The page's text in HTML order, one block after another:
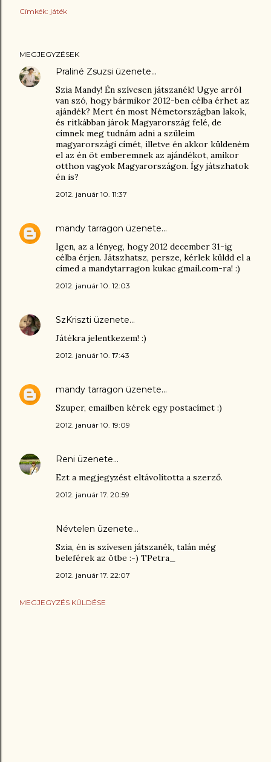
Címkék: játék
MEGJEGYZÉSEK
Praliné Zsuzsi üzenete…
Szia Mandy! Én szívesen játszanék! Ugye arról
van szó, hogy bármikor 2012-ben célba érhet az
ajándék? Mert én most Németországban lakok,
és ritkábban járok Magyarország felé, de
címnek meg tudnám adni a szüleim
magyarországi címét, illetve én akkor küldeném
el az én öt emberemnek az ajándékot, amikor
otthon vagyok Magyarországon. Így játszhatok
én is?
2012. január 10. 11:37
mandy tarragon üzenete…
Igen, az a lényeg, hogy 2012 december 31-ig
célba érjen. Játszhatsz, persze, kérlek küldd el a
címed a mandytarragon kukac gmail.com-ra! :)
2012. január 10. 12:03
SzKriszti üzenete…
Játékra jelentkezem! :)
2012. január 10. 17:43
mandy tarragon üzenete…
Szuper, emailben kérek egy postacímet :)
2012. január 10. 19:09
Reni üzenete…
Ezt a megjegyzést eltávolította a szerző.
2012. január 17. 20:59
Névtelen üzenete…
Szia, én is szívesen játszanék, talán még
beleférek az ötbe :-) TPetra_
2012. január 17. 22:07
MEGJEGYZÉS KÜLDÉSE